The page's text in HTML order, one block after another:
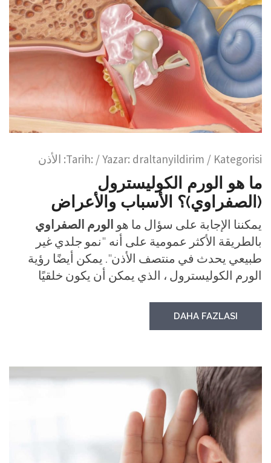
Tarih: / Yazar: draltanyildirim / Kategorisi: الأذن
ما هو الورم الكوليسترول
(الصفراوي)؟ الأسباب والأعراض
يمكننا الإجابة على سؤال ما هو الورم الصفراوي
بالطريقة الأكثر عمومية على أنه "نمو جلدي غير
طبيعي يحدث في منتصف الأذن". يمكن أيضًا رؤية
الورم الكوليسترول ، الذي يمكن أن يكون خلقيًا
DAHA FAZLASI